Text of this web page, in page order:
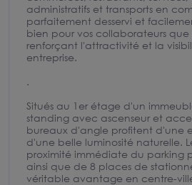
administratifs et transports en
parfaitement desservi et
bien pour vos collaborateurs
renforçant l'attractivité et la
entreprise.
.
Situés au 1er étage d'un
standing avec ascenseur et
bureaux d'angle profitent d'une
d'une belle luminosité naturelle.
proximité immédiate du parking
ainsi que de 8 places de
véritable avantage en centre-